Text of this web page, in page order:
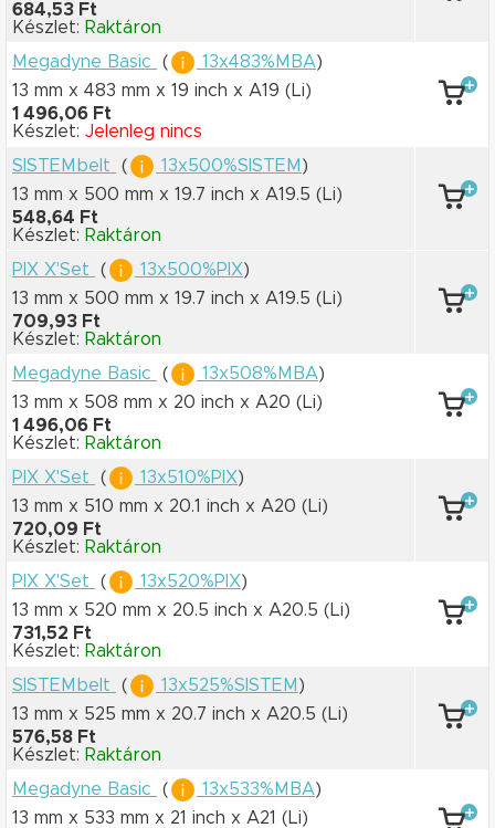
684,53 Ft
Készlet: Raktáron
Megadyne Basic
( 13x483%MBA)
13 mm x 483 mm x 19 inch x A19 (Li)
1 496,06 Ft
Készlet: Jelenleg nincs
SISTEMbelt
( 13x500%SISTEM )
13 mm x 500 mm x 19.7 inch x A19.5 (Li)
548,64 Ft
Készlet: Raktáron
PIX X'Set
( 13x500%PIX)
13 mm x 500 mm x 19.7 inch x A19.5 (Li)
709,93 Ft
Készlet: Raktáron
Megadyne Basic
( 13x508%MBA)
13 mm x 508 mm x 20 inch x A20 (Li)
1 496,06 Ft
Készlet: Raktáron
PIX X'Set
( 13x510%PIX)
13 mm x 510 mm x 20.1 inch x A20 (Li)
720,09 Ft
Készlet: Raktáron
PIX X'Set
( 13x520%PIX)
13 mm x 520 mm x 20.5 inch x A20.5 (Li)
731,52 Ft
Készlet: Raktáron
SISTEMbelt
( 13x525%SISTEM )
13 mm x 525 mm x 20.7 inch x A20.5 (Li)
576,58 Ft
Készlet: Raktáron
Megadyne Basic
( 13x533%MBA)
13 mm x 533 mm x 21 inch x A21 (Li)